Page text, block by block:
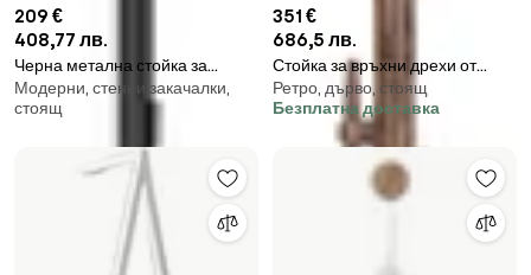
209 €
408,77 лв.
Черна метална стойка за
връхни дрехи ø 25x183 cm Yuko
– noo.ma
Модерни, стенни закачалки,
стоящ
351 €
686,5 лв.
Стойка за връхни дрехи от
масивно манго в естествен
цвят Jakub – Dutchbone
Ретро, дърво, стоящ
Безплатна доставка